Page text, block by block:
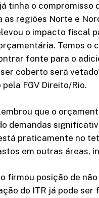
tinha o compromisso
as regiões Norte e
o impacto fiscal
Temos o
fonte para o
coberto será
FGV Direito/Rio.
que o
demandas
praticamente no
em outras áreas,
firmou posição de
do ITR já pode